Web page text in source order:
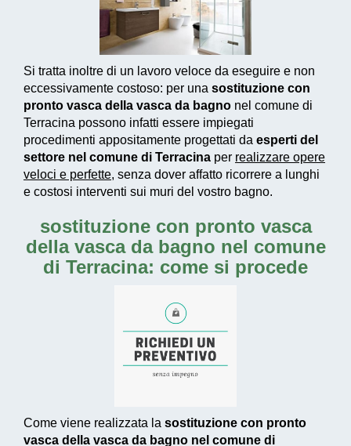
Si tratta inoltre di un lavoro veloce da eseguire e non
eccessivamente costoso: per una sostituzione con
pronto vasca della vasca da bagno nel comune di
Terracina possono infatti essere impiegati
procedimenti appositamente progettati da esperti del
settore nel comune di Terracina per realizzare opere
veloci e perfette, senza dover affatto ricorrere a lunghi
e costosi interventi sui muri del vostro bagno.
sostituzione con pronto vasca
della vasca da bagno nel comune
di Terracina: come si procede
Come viene realizzata la sostituzione con pronto
vasca della vasca da bagno nel comune di